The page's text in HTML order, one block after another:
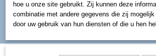
Inloggen Registreren
hoe u onze site gebruikt. Zij kunnen deze
combinatie met andere gegevens die zij
door uw gebruik van hun diensten of die u hen